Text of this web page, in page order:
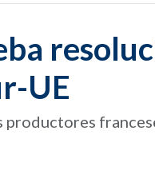
UE